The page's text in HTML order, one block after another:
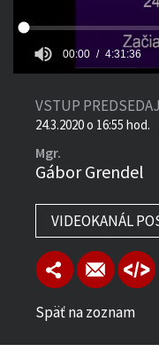
00:00 4:31:36
VSTUP
24.3.2020 o 16:55 hod.
Mgr.
Gábor Grendel
VIDEOKANÁL
Späť na zoznam